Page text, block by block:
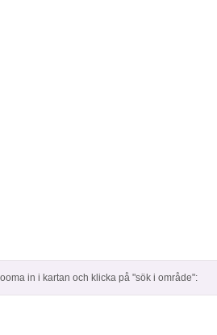
in i kartan och klicka på "sök i område":